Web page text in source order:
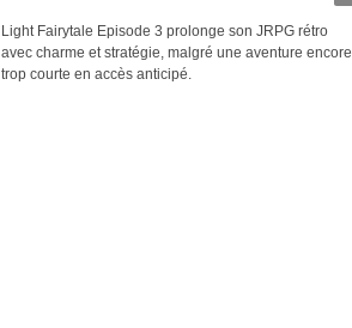
e
Light Fairytale Episode 3 prolonge son JRPG rétro
avec charme et stratégie, malgré une aventure encore
trop courte en accès anticipé.